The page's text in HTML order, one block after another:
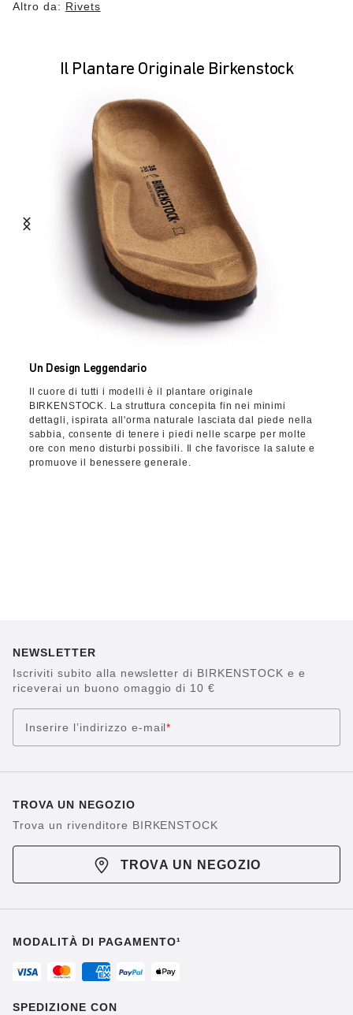
Altro da: Rivets
Il Plantare Originale Birkenstock
Un Design Leggendario
Il cuore di tutti i modelli è il plantare originale
BIRKENSTOCK. La struttura concepita fin nei minimi
dettagli, ispirata all'orma naturale lasciata dal piede nella
sabbia, consente di tenere i piedi nelle scarpe per molte
ore con meno disturbi possibili. Il che favorisce la salute e
promuove il benessere generale.
NEWSLETTER
Iscriviti subito alla newsletter di BIRKENSTOCK e e
riceverai un buono omaggio di 10 €
Inserire l’indirizzo e-mail*
TROVA UN NEGOZIO
Trova un rivenditore BIRKENSTOCK
TROVA UN NEGOZIO
MODALITÀ DI PAGAMENTO¹
SPEDIZIONE CON